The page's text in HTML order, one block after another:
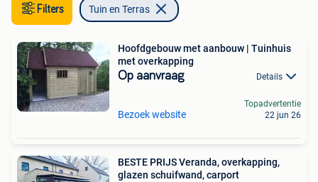
Filters Tuin en Terras
Hoofdgebouw met aanbouw | Tuinhuis
met overkapping
Op aanvraag Details
Bezoek website
Topadvertentie
22 jun 26
BESTE PRIJS Veranda, overkapping,
glazen schuifwand, carport